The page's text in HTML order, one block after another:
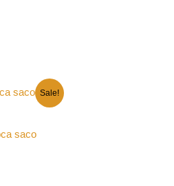
Sale!
saco